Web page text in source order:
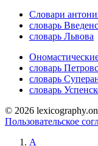
Словари
словарь
словарь Львова
словарь
словарь
словарь
© 2026
Пользовательское
А